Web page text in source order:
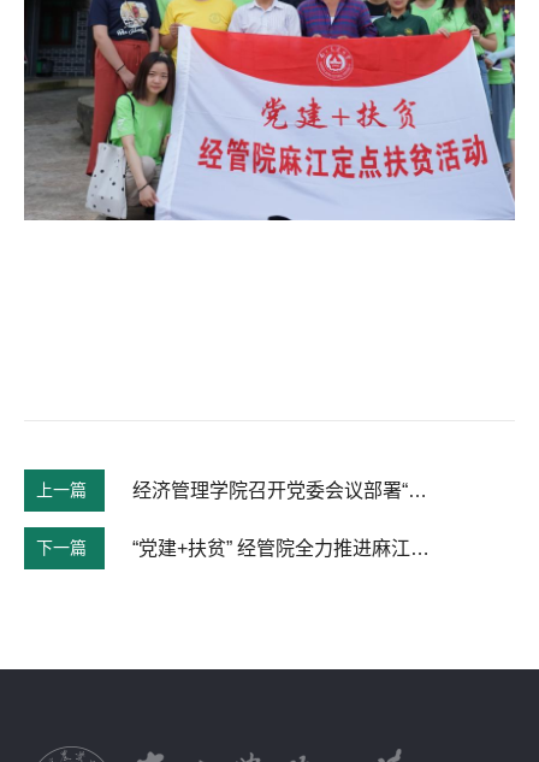
上一篇 经济管理学院召开党委会议部署“不忘初心、牢记使命”主题教育
下一篇 “党建+扶贫” 经管院全力推进麻江县黄泥村定点扶贫